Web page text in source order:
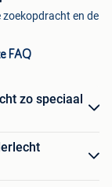
zoekopdracht en de
FAQ
zo speciaal